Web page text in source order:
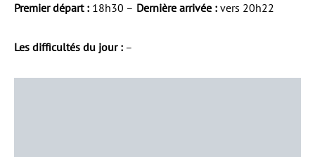
Premier départ : 18h30 – Dernière arrivée : vers 20h22
Les difficultés du jour : –